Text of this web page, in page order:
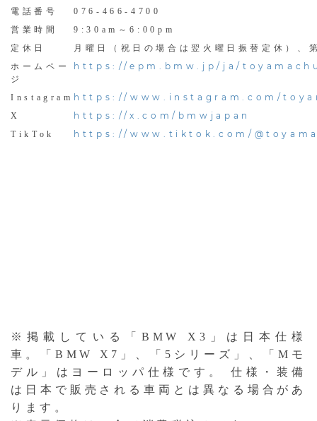
電話番号
076-466-4700
営業時間
9:30am～6:00pm
定休日
月曜日（祝日の場合は翌火曜日振替定休）、
ホームペー
ジ
https://epm.bmw.jp/ja/
Instagram https://www.instagram.com/
X https://x.com/bmwjapan
TikTok https://www.tiktok.com/
※掲載している「BMW X3」は日本仕様
車。「BMW X7」、「5シリーズ」、「Mモ
デル」はヨーロッパ仕様です。 仕様・装備
は日本で販売される車両とは異なる場合があ
ります。